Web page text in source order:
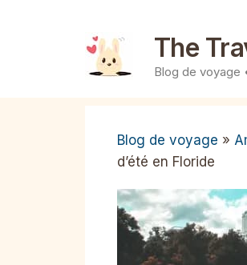
The
Blog de voyage
Blog de voyage »
d’été en Floride